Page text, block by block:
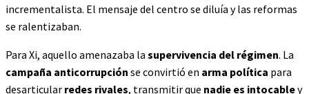
incrementalista. El mensaje del centro se diluía y las reformas
se ralentizaban.
Para Xi, aquello amenazaba la supervivencia del régimen. La
campaña anticorrupción se convirtió en arma política para
desarticular redes rivales, transmitir que nadie es intocabley